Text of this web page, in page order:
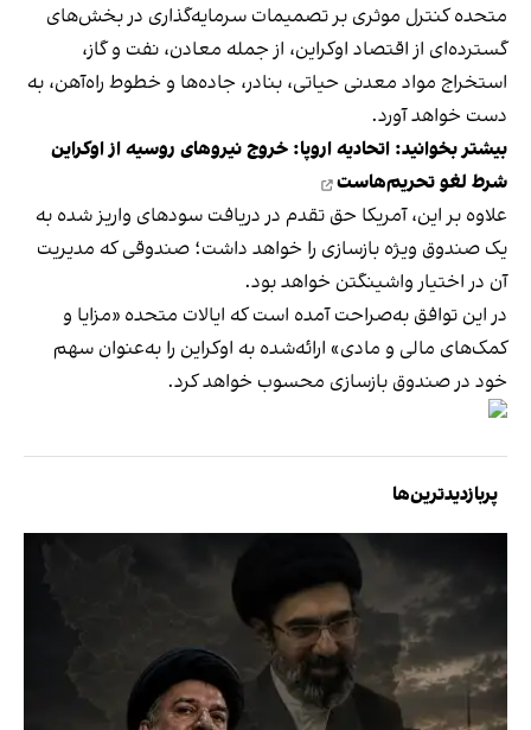
متحده کنترل موثری بر تصمیمات سرمایه‌گذاری در بخش‌های
گسترده‌ای از اقتصاد اوکراین، از جمله معادن، نفت و گاز،
استخراج مواد معدنی حیاتی، بنادر، جاده‌ها و خطوط راه‌آهن، به
دست خواهد آورد.
بیشتر بخوانید: اتحادیه اروپا: خروج نیروهای روسیه از اوکراین
شرط لغو تحریم‌هاست
علاوه بر این، آمریکا حق تقدم در دریافت سودهای واریز شده به
یک صندوق ویژه بازسازی را خواهد داشت؛ صندوقی که مدیریت
آن در اختیار واشینگتن خواهد بود.
در این توافق به‌صراحت آمده است که ایالات متحده «مزایا و
کمک‌های مالی و مادی» ارائه‌شده به اوکراین را به‌عنوان سهم
خود در صندوق بازسازی محسوب خواهد کرد.
پربازدیدترین‌ها